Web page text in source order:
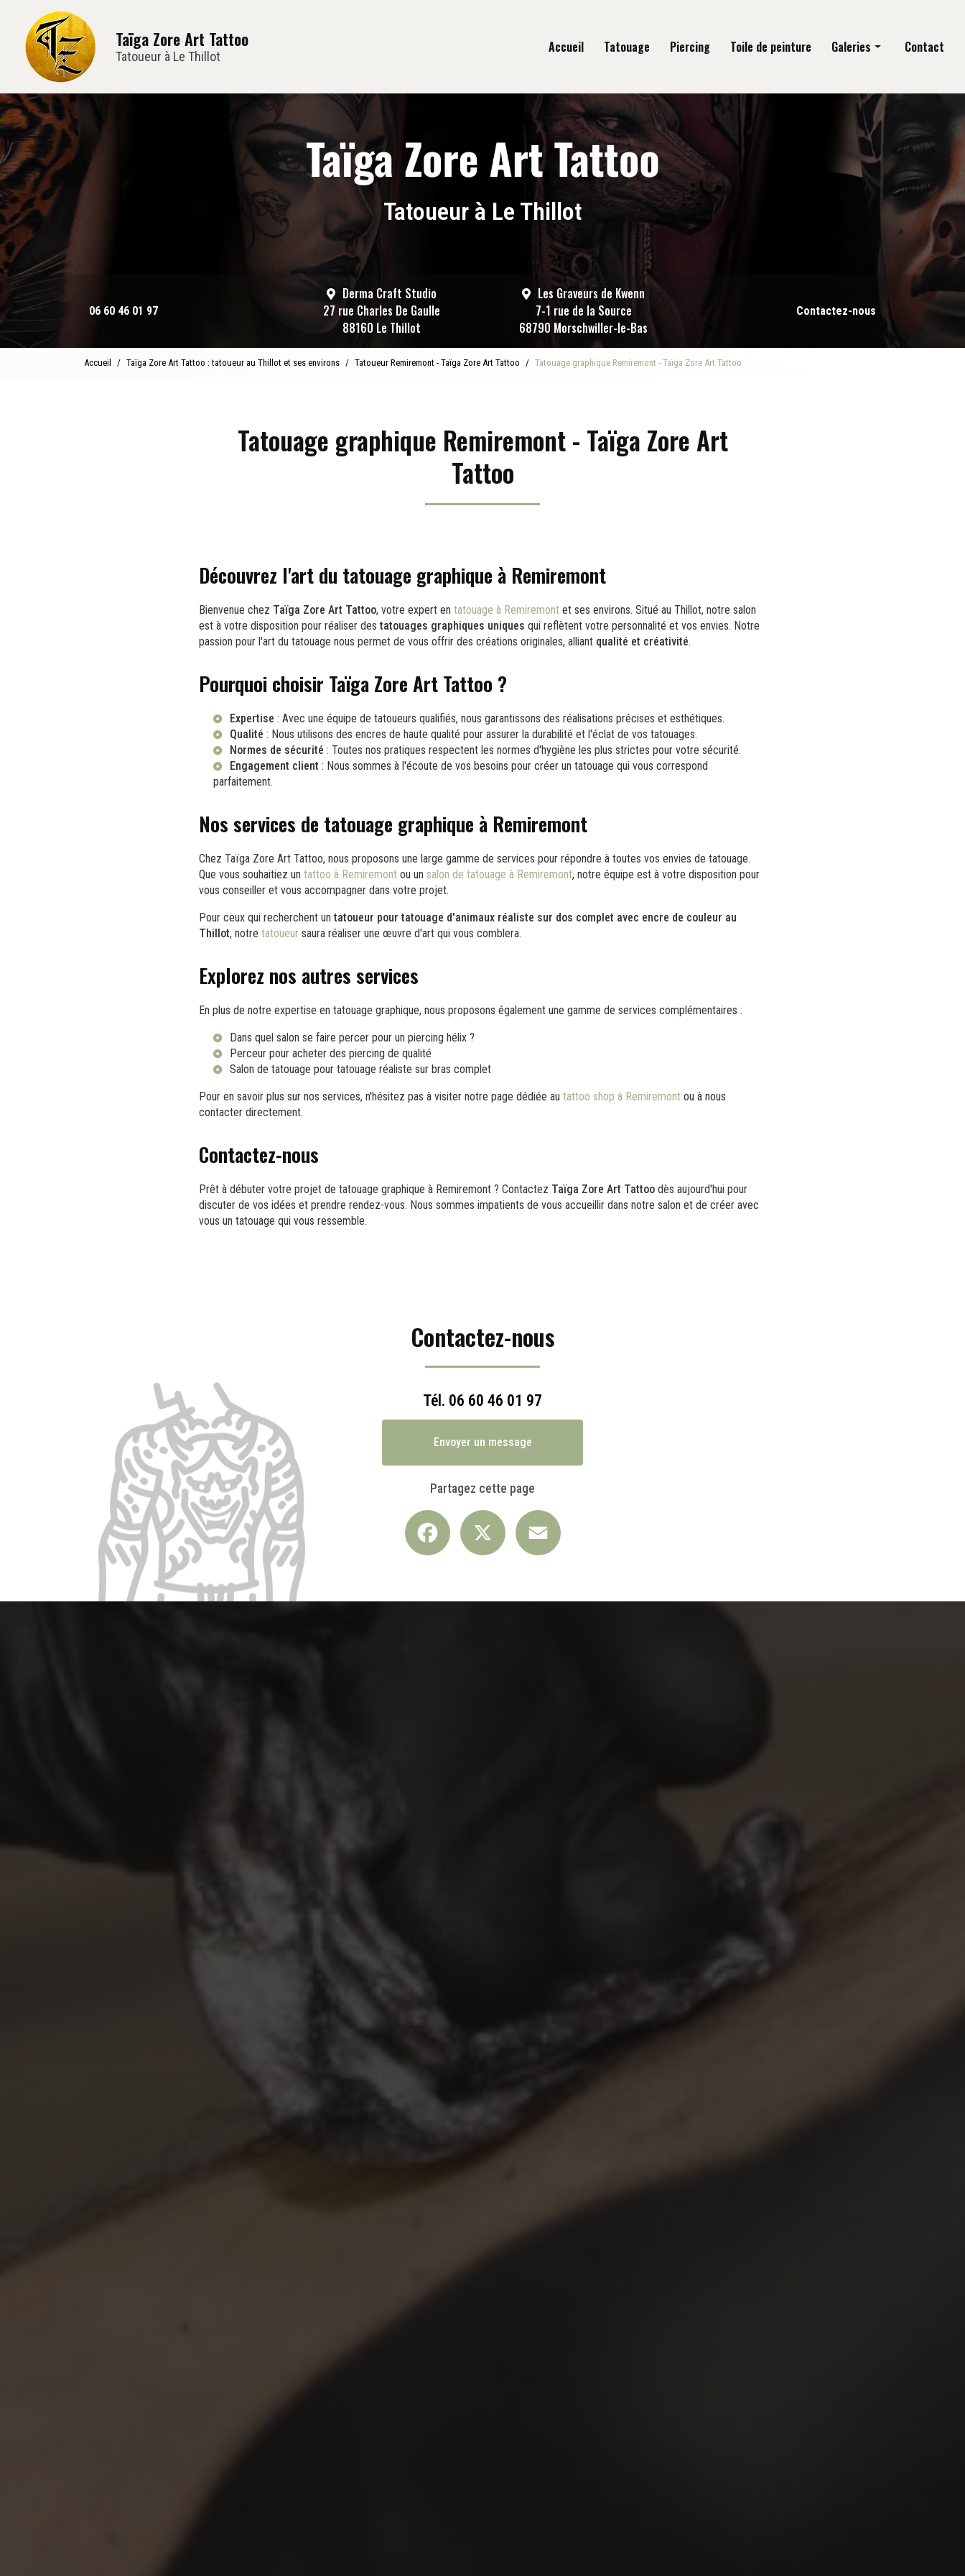
contenu
principal
Taïga Zore Art Tattoo
Tatoueur à Le Thillot
Accueil Tatouage Piercing Toile de peinture Galeries
Tatouage
Piercing
Toile de peinture
Contact
Tatoueur à Le Thillot
06 60 46 01 97
Derma Craft Studio
27 rue Charles De Gaulle
88160 Le Thillot
Les Graveurs de Kwenn
7-1 rue de la Source
68790 Morschwiller-le-Bas
Contactez-nous
Accueil Taïga Zore Art Tattoo : tatoueur au Thillot et ses environs Tatoueur Remiremont - Taïga Zore Art Tattoo Tatouage graphique Remiremont - Taïga Zore Art Tattoo
Tatouage graphique Remiremont - Taïga Zore Art
Tattoo
Découvrez l'art du tatouage graphique à Remiremont
Bienvenue chez Taïga Zore Art Tattoo, votre expert en tatouage à Remiremont et ses environs. Situé au Thillot, notre salon
est à votre disposition pour réaliser destatouages graphiques uniques qui reflètent votre personnalité et vos envies. Notre
passion pour l'art du tatouage nous permet de vous offrir des créations originales, alliant qualité et créativité.
Pourquoi choisir Taïga Zore Art Tattoo ?
Expertise : Avec une équipe de tatoueurs qualifiés, nous garantissons des réalisations précises et esthétiques.
Qualité : Nous utilisons des encres de haute qualité pour assurer la durabilité et l'éclat de vos tatouages.
Normes de sécurité : Toutes nos pratiques respectent les normes d'hygiène les plus strictes pour votre sécurité.
Engagement client : Nous sommes à l'écoute de vos besoins pour créer un tatouage qui vous correspond
parfaitement.
Nos services de tatouage graphique à Remiremont
Chez Taïga Zore Art Tattoo, nous proposons une large gamme de services pour répondre à toutes vos envies de tatouage.
Que vous souhaitiez un tattoo à Remiremont ou un salon de tatouage à Remiremont, notre équipe est à votre disposition pour
vous conseiller et vous accompagner dans votre projet.
Pour ceux qui recherchent untatoueur pour tatouage d'animaux réaliste sur dos complet avec encre de couleur au
Thillot, notre tatoueur saura réaliser une œuvre d'art qui vous comblera.
Explorez nos autres services
En plus de notre expertise en tatouage graphique, nous proposons également une gamme de services complémentaires :
Dans quel salon se faire percer pour un piercing hélix ?
Perceur pour acheter des piercing de qualité
Salon de tatouage pour tatouage réaliste sur bras complet
Pour en savoir plus sur nos services, n'hésitez pas à visiter notre page dédiée au tattoo shop à Remiremont ou à nous
contacter directement.
Contactez-nous
Prêt à débuter votre projet de tatouage graphique à Remiremont ? Contactez Taïga Zore Art Tattoo dès aujourd'hui pour
discuter de vos idées et prendre rendez-vous. Nous sommes impatients de vous accueillir dans notre salon et de créer avec
vous un tatouage qui vous ressemble.
Contactez-nous
Tél. 06 60 46 01 97
Envoyer un message
Partagez cette page
Facebook